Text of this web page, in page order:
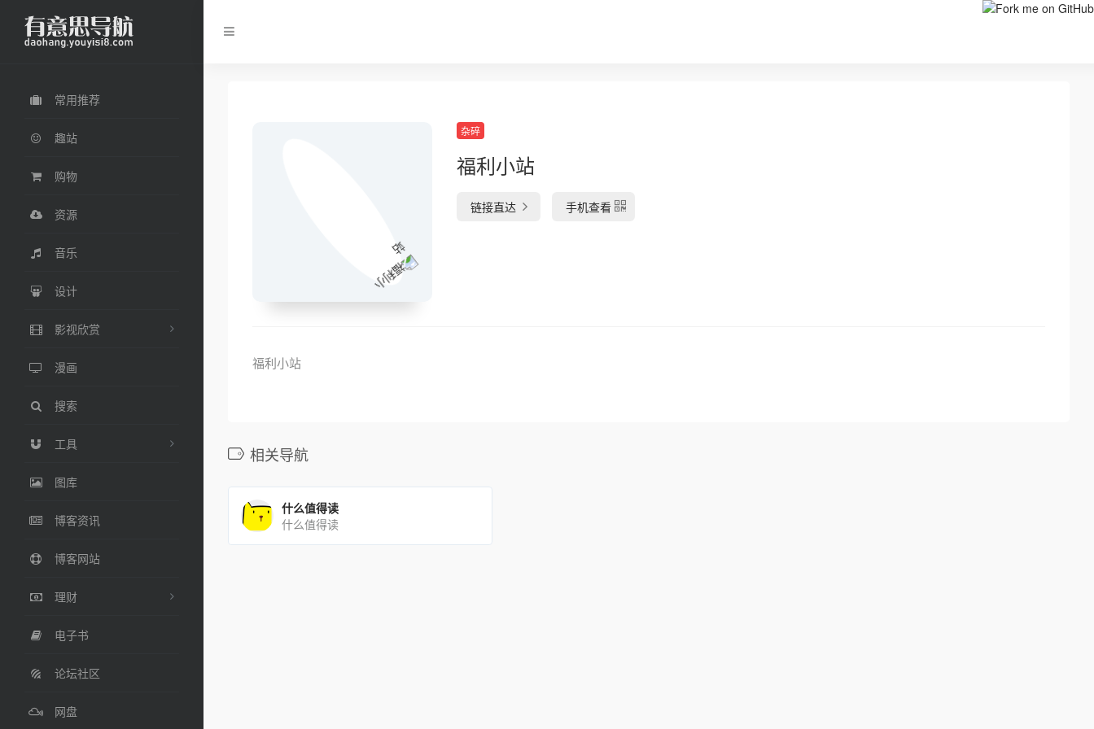
常用推荐
趣站
购物
资源
音乐
设计
影视欣赏
漫画
搜索
工具
图库
博客资讯
博客网站
理财
电子书
论坛社区
网盘
杂碎
福利小站
链接直达 手机查看
福利小站
相关导航
什么值得读
什么值得读